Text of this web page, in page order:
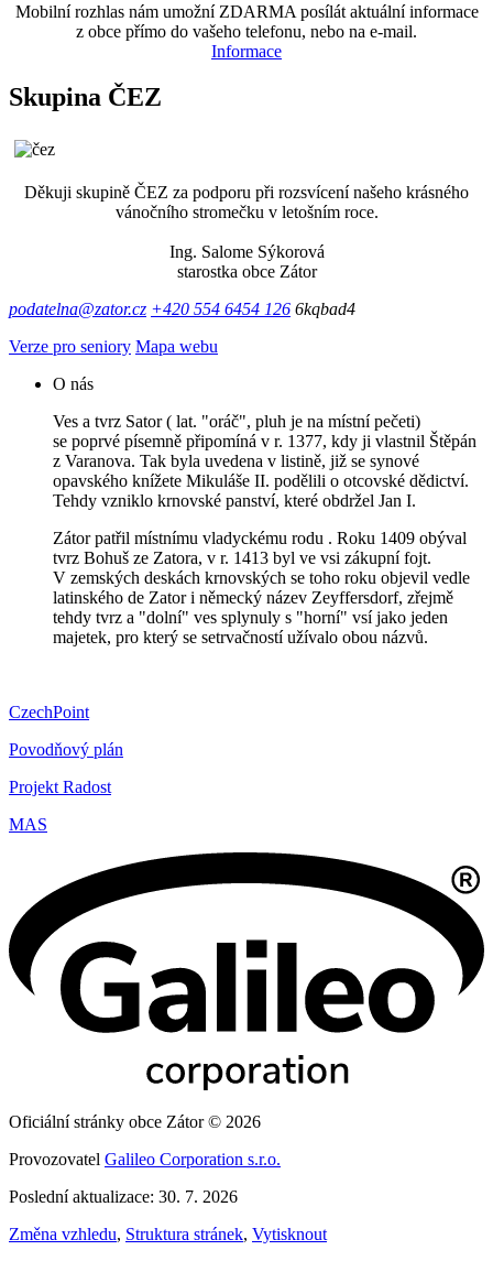
Mobilní rozhlas nám umožní ZDARMA posílát aktuální informace
z obce přímo do vašeho telefonu, nebo na e-mail.
Informace
Skupina ČEZ
Děkuji skupině ČEZ za podporu při rozsvícení našeho krásného
vánočního stromečku v letošním roce.
Ing. Salome Sýkorová
starostka obce Zátor
podatelna@zator.cz +420 554 6454 126 6kqbad4
Verze pro seniory Mapa webu
O nás
Ves a tvrz Sator ( lat. "oráč", pluh je na místní pečeti)
se poprvé písemně připomíná v r. 1377, kdy ji vlastnil Štěpán
z Varanova. Tak byla uvedena v listině, již se synové
opavského knížete Mikuláše II. podělili o otcovské dědictví.
Tehdy vzniklo krnovské panství, které obdržel Jan I.
Zátor patřil místnímu vladyckému rodu . Roku 1409 obýval
tvrz Bohuš ze Zatora, v r. 1413 byl ve vsi zákupní fojt.
V zemských deskách krnovských se toho roku objevil vedle
latinského de Zator i německý název Zeyffersdorf, zřejmě
tehdy tvrz a "dolní" ves splynuly s "horní" vsí jako jeden
majetek, pro který se setrvačností užívalo obou názvů.
CzechPoint
Povodňový plán
Projekt Radost
MAS
Oficiální stránky obce Zátor © 2026
Provozovatel Galileo Corporation s.r.o.
Poslední aktualizace: 30. 7. 2026
Změna vzhledu, Struktura stránek, Vytisknout